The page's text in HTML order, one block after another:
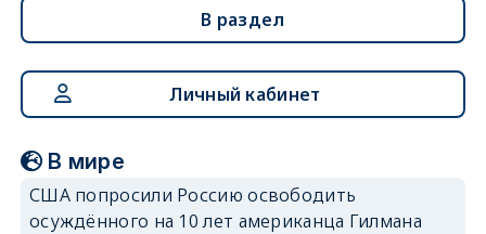
В раздел
Личный кабинет
В мире
США попросили Россию освободить
осуждённого на 10 лет американца Гилмана